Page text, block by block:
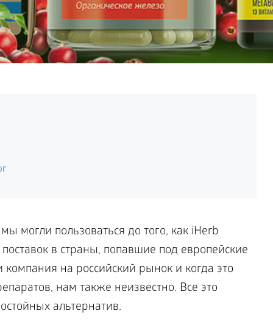
могли пользоваться до того, как iHerb
в страны, попавшие под европейские
на российский рынок и когда это
нам также неизвестно. Все это
альтернатив.